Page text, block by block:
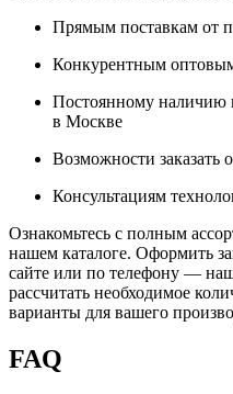
Прямым поставкам от
Конкурентным
Постоянному наличию
в Москве
Возможности заказать
Консультациям
Ознакомьтесь с полным
нашем каталоге. Оформить
сайте или по телефону —
рассчитать необходимое
варианты для вашего
FAQ